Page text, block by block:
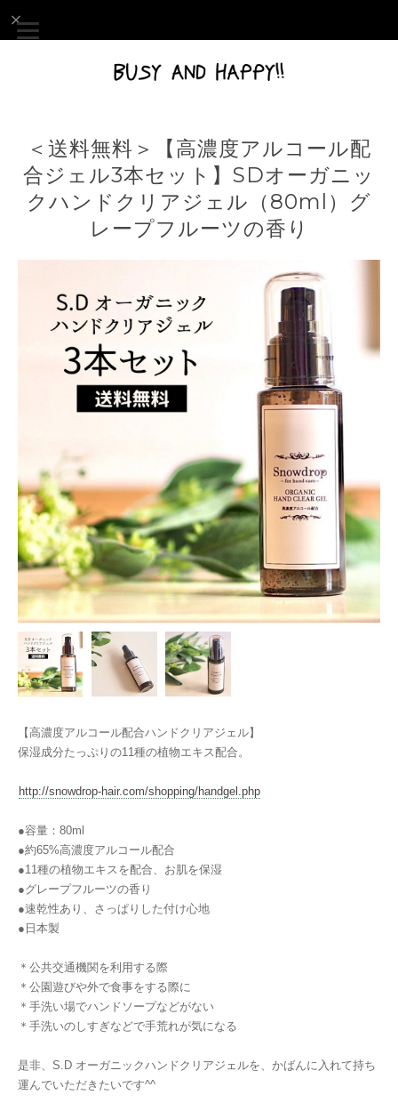
＜送料無料＞【高濃度アルコール配
合ジェル3本セット】SDオーガニッ
クハンドクリアジェル（80ml）グ
レープフルーツの香り
【高濃度アルコール配合ハンドクリアジェル】
保湿成分たっぷりの11種の植物エキス配合。
http://snowdrop-hair.com/shopping/handgel.php
●容量：80ml
●約65%高濃度アルコール配合
●11種の植物エキスを配合、お肌を保湿
●グレープフルーツの香り
●速乾性あり、さっぱりした付け心地
●日本製
＊公共交通機関を利用する際
＊公園遊びや外で食事をする際に
＊手洗い場でハンドソープなどがない
＊手洗いのしすぎなどで手荒れが気になる
是非、S.D オーガニックハンドクリアジェルを、かばんに入れて持ち
運んでいただきたいです^^